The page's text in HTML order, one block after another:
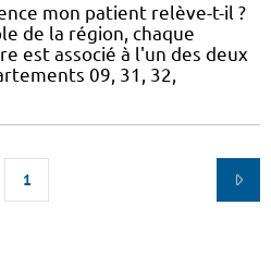
mon patient relève-t-il ?
de la région, chaque
est associé à l'un des deux
09, 31, 32,
1